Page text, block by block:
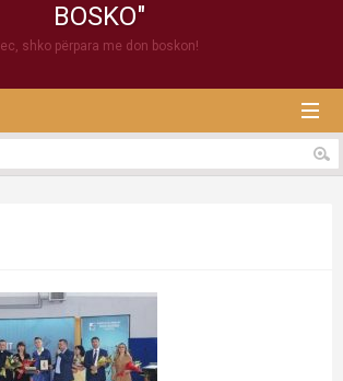
BOSKO"
ec, shko përpara me don boskon!